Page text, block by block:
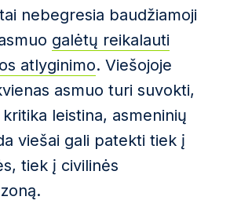
nebegresia baudžiamoji
galėtų reikalauti
atlyginimo. Viešojoje
asmuo turi suvokti,
leistina, asmeninių
viešai gali patekti tiek į
tiek į civilinės